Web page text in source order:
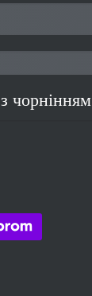
чорнінням